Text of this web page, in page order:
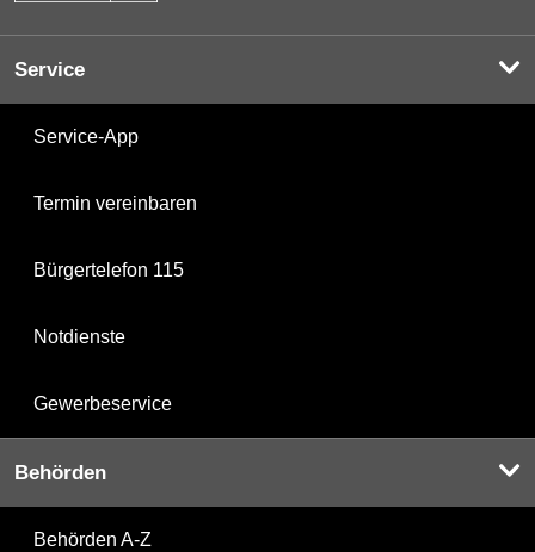
Service
Service-App
Termin vereinbaren
Bürgertelefon 115
Notdienste
Gewerbeservice
Behörden
Behörden A-Z